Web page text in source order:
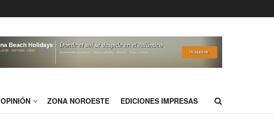
OPINIÓN ZONA NOROESTE EDICIONES IMPRESAS